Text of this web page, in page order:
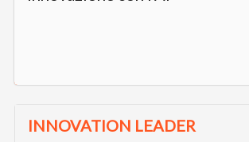
INNOVATION LEADER